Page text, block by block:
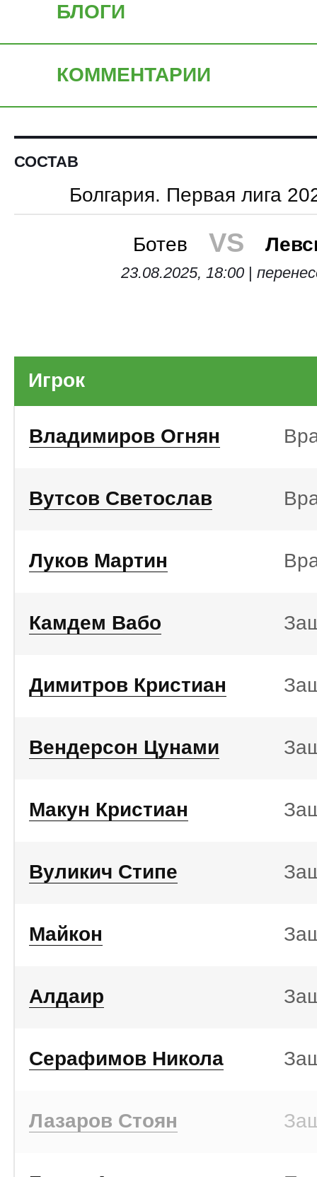
БЛОГИ
КОММЕНТАРИИ
СОСТАВ
Болгария. Первая лига
Ботев VS
23.08.2025, 18:00 |
Игрок
Владимиров Огнян
Вутсов Светослав
Луков Мартин
Камдем Вабо
Димитров Кристиан
Вендерсон Цунами
Макун Кристиан
Вуликич Стипе
Майкон
Алдаир
Серафимов Никола
Лазаров Стоян